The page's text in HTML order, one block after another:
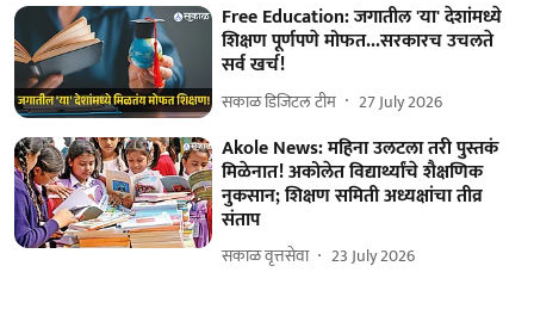
Free Education: जगातील 'या' देशांमध्ये
शिक्षण पूर्णपणे मोफत...सरकारच उचलते
सर्व खर्च!
सकाळ डिजिटल टीम 27 July 2026
Akole News: महिना उलटला तरी पुस्तकं
मिळेनात! अकोलेत विद्यार्थ्यांचे शैक्षणिक
नुकसान; शिक्षण समिती अध्यक्षांचा तीव्र
संताप
सकाळ वृत्तसेवा 23 July 2026